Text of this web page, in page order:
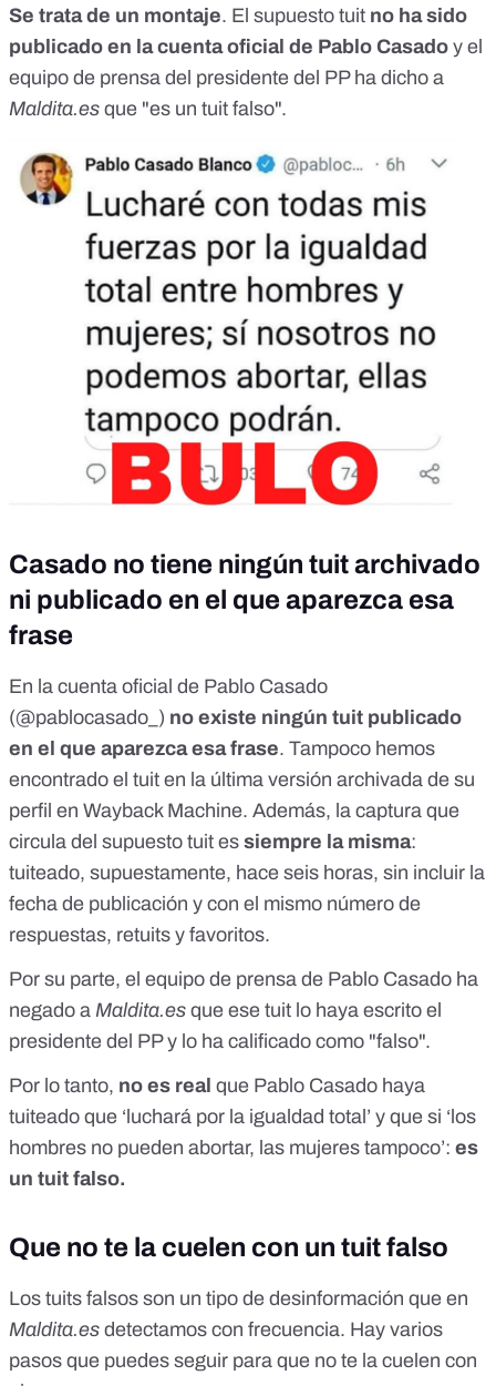
Se trata de un montaje. El supuesto tuit no ha sido
publicado en la cuenta oficial de Pablo Casado y el
equipo de prensa del presidente del PP ha dicho a
Maldita.es que "es un tuit falso".
Casado no tiene ningún tuit archivado
ni publicado en el que aparezca esa
frase
En la cuenta oficial de Pablo Casado
(@pablocasado_) no existe ningún tuit publicado
en el que aparezca esa frase. Tampoco hemos
encontrado el tuit en la última versión archivada de su
perfil en Wayback Machine. Además, la captura que
circula del supuesto tuit es siempre la misma:
tuiteado, supuestamente, hace seis horas, sin incluir la
fecha de publicación y con el mismo número de
respuestas, retuits y favoritos.
Por su parte, el equipo de prensa de Pablo Casado ha
negado a Maldita.es que ese tuit lo haya escrito el
presidente del PP y lo ha calificado como "falso".
Por lo tanto, no es real que Pablo Casado haya
tuiteado que ‘luchará por la igualdad total’ y que si ‘los
hombres no pueden abortar, las mujeres tampoco’: es
un tuit falso.
Que no te la cuelen con un tuit falso
Los tuits falsos son un tipo de desinformación que en
Maldita.es detectamos con frecuencia. Hay varios
pasos que puedes seguir para que no te la cuelen con